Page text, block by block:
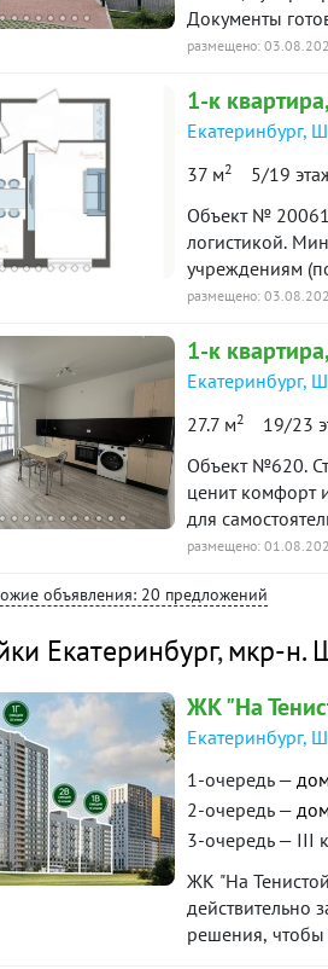
Документы
размещено:
1-к квартира
Екатеринбург,
37 м2 5/19
Объект №
логистикой.
учреждениям
новая кухня,
и дома. Жду на
размещено:
1-к квартира
Екатеринбург,
27.7 м2 19/23
Объект №620. Студия в Академическом районе — это настоящая находка для тех, кто
ценит комфорт
для
19 этаже,
жизнь в новом
магазинов и
что особенно
которое не
остаются
либо сдать в
— не упустите
района.
размещено:
объявления: 20 предложений
Екатеринбург,мкр-н.
ЖК "На
Екатеринбург,
1-очередь —
2-очередь —
3-очередь — III
ЖК "На
действительно
решения, чтобы